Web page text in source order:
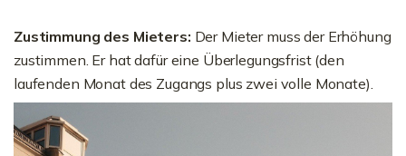
Zustimmung des Mieters: Der Mieter muss der Erhöhung
zustimmen. Er hat dafür eine Überlegungsfrist (den
laufenden Monat des Zugangs plus zwei volle Monate).